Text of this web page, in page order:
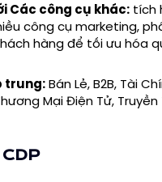
Các công cụ khác: tích
công cụ marketing,
hàng để tối ưu hóa
trung:Bán Lẻ, B2B, Tài
Mại Điện Tử,